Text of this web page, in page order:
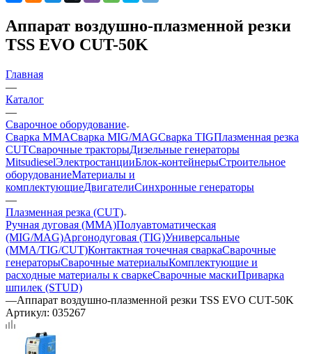
Аппарат воздушно-плазменной резки
TSS EVO CUT-50K
Главная
—
Каталог
—
Сварочное оборудование
Сварка MMAСварка MIG/MAGСварка TIGПлазменная резка
CUTСварочные тракторыДизельные генераторы
MitsudieselЭлектростанцииБлок-контейнерыСтроительное
оборудованиеМатериалы и
комплектующиеДвигателиСинхронные генераторы
—
Плазменная резка (CUT)
Ручная дуговая (MMA)Полуавтоматическая
(MIG/MAG)Аргонодуговая (TIG)Универсальные
(MMA/TIG/CUT)Контактная точечная сваркаСварочные
генераторыСварочные материалыКомплектующие и
расходные материалы к сваркеСварочные маскиПриварка
шпилек (STUD)
—Аппарат воздушно-плазменной резки TSS EVO CUT-50K
Артикул: 035267